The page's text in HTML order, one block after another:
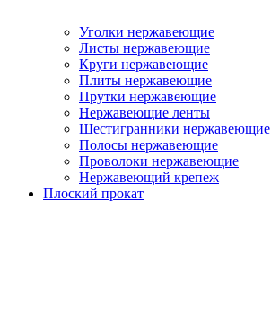
Уголки нержавеющие
Листы нержавеющие
Круги нержавеющие
Плиты нержавеющие
Прутки нержавеющие
Нержавеющие ленты
Шестигранники нержавеющие
Полосы нержавеющие
Проволоки нержавеющие
Нержавеющий крепеж
Плоский прокат